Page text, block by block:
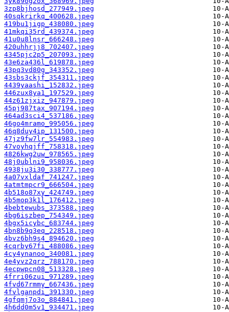
3zp8bjhosd_277949.jpeg
40sqkrirkq_400628.jpeg
419bu1jigp_438080.jpeg
41mkqi35rd_439374.jpeg
41u0u8lnsr_666248.jpeg
420uhhrjj8_702407.jpeg
4345pjc2p5_207093.jpeg
43e6za436l_619878.jpeg
43pq3vd80g_343352.jpeg
43sbs3ckjf_354311.jpeg
4439yaashi_152832.jpeg
446zux8ya1_197529.jpeg
44z61zjxiz_947879.jpeg
45pj987tax_907194.jpeg
464ad3sci4_537186.jpeg
46go4mramo_995056.jpeg
46q8duy4ip_131500.jpeg
47jz9fw7lr_554983.jpeg
47voyhqjff_758318.jpeg
4826kwg2uw_978565.jpeg
48j0ublni9_958036.jpeg
4938ju3i30_338777.jpeg
4a07vxldaf_741247.jpeg
4atmtmpcr9_666504.jpeg
4b518o87xy_424749.jpeg
4b5mop3k1l_176412.jpeg
4bebtewubs_373588.jpeg
4bg6iszbep_754349.jpeg
4bgx5icybc_683744.jpeg
4bn8b9q3eq_228518.jpeg
4bvz6bh9s4_894620.jpeg
4cqrby67fi_488086.jpeg
4cy4ynanoo_340081.jpeg
4e4yvz2qrz_788170.jpeg
4ecpwpcn08_513328.jpeg
4frri06zui_971289.jpeg
4fvd67rmmy_667436.jpeg
4fvlganpdi_391330.jpeg
4gfqmj7o3o_884841.jpeg
4h6dd0m5v1_934471.jpeg